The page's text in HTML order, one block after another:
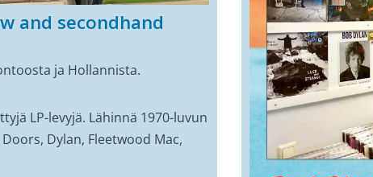
and secondhand
ja Hollannista.
LP-levyjä. Lähinnä 1970-luvun
Dylan, Fleetwood Mac,